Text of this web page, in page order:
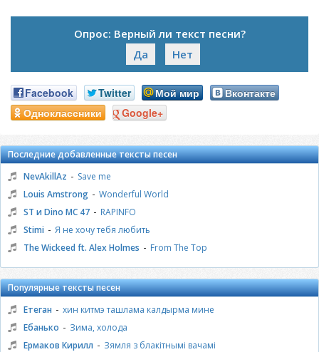
Опрос: Верный ли текст песни?
Да
Нет
Facebook Twitter Мой мир
Вконтакте
Одноклассники
Google+
Последние добавленные тексты песен
NevAkillAz - Save me
Louis Amstrong - Wonderful World
ST и Dino MC 47 - RAPINFO
Stimi - Я не хочу тебя любить
The Wickeed ft. Alex Holmes - From The Top
Популярные тексты песен
Етеган - хин китмэ ташлама калдырма мине
Ебанько - Зима, холода
Ермаков Кирилл - Зямля з блакiтнымi вачамi